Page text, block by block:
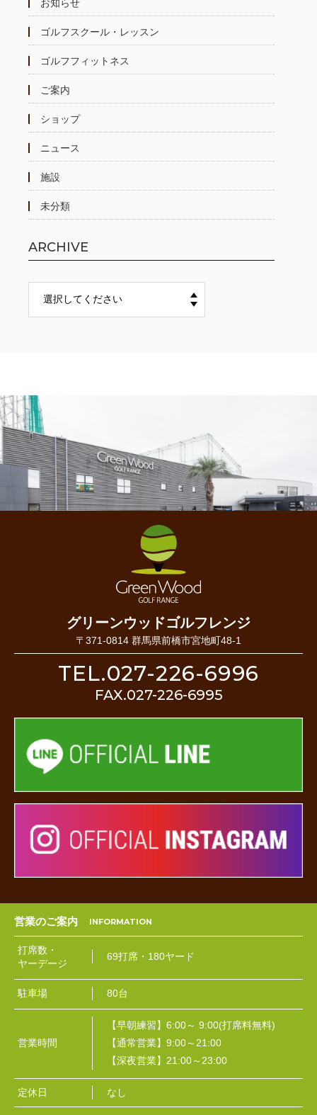
お知らせ
ゴルフスクール・レッスン
ゴルフフィットネス
ご案内
ショップ
ニュース
施設
未分類
ARCHIVE
グリーンウッドゴルフレンジ
〒371-0814 群馬県前橋市宮地町48-1
TEL.027-226-6996
FAX.027-226-6995
営業のご案内
打席数・
ヤーデージ
69打席・180ヤード
駐車場 80台
営業時間
【早朝練習】6:00～ 9:00(打席料無料)
【通常営業】9:00～21:00
【深夜営業】21:00～23:00
定休日 なし